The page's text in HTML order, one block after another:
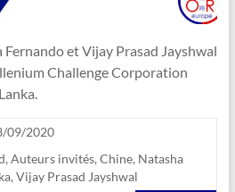
et Vijay Prasad Jayshwal
Challenge Corporation
09/2020
, Auteurs invités, Chine, Natasha
, Vijay Prasad Jayshwal